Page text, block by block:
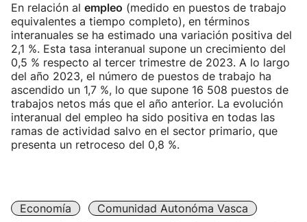
En relación al empleo (medido en puestos de trabajo
equivalentes a tiempo completo), en términos
interanuales se ha estimado una variación positiva del
2,1 %. Esta tasa interanual supone un crecimiento del
0,5 % respecto al tercer trimestre de 2023. A lo largo
del año 2023, el número de puestos de trabajo ha
ascendido un 1,7 %, lo que supone 16 508 puestos de
trabajos netos más que el año anterior. La evolución
interanual del empleo ha sido positiva en todas las
ramas de actividad salvo en el sector primario, que
presenta un retroceso del 0,8 %.
Economía
Comunidad Autonóma Vasca